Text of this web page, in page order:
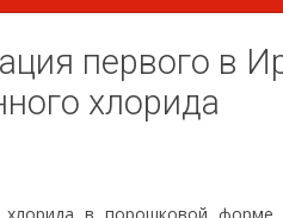
первого в
хлорида